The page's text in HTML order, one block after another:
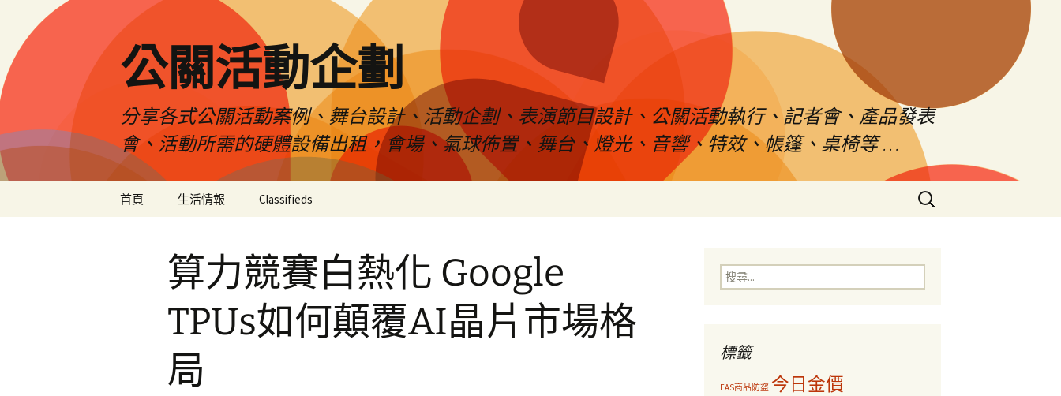
公關活動企劃
分享各式公關活動案例、舞台設計、活動企劃、表演節目設計、公關活動執行、記者會、產品發表
會、活動所需的硬體設備出租，會場、氣球佈置、舞台、燈光、音響、特效、帳篷、桌椅等 …
首頁 生活情報 Classifieds
搜
尋
字:
算力競賽白熱化 Google
TPUs如何顛覆AI晶片市場格
局
搜
尋
標籤
EAS商品防盜 今日金價